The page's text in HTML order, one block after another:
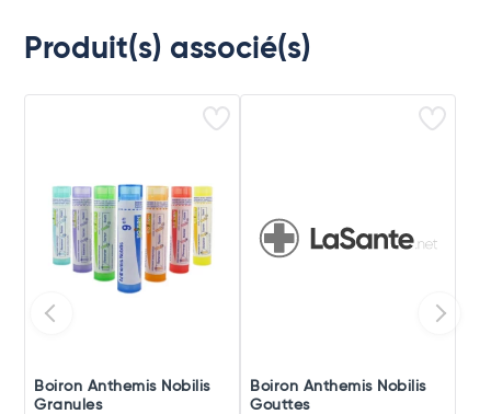
Produit(s) associé(s)
Boiron Anthemis Nobilis
Granules
Boiron Anthemis Nobilis
Gouttes